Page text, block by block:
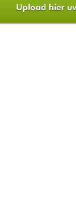
Upload hier